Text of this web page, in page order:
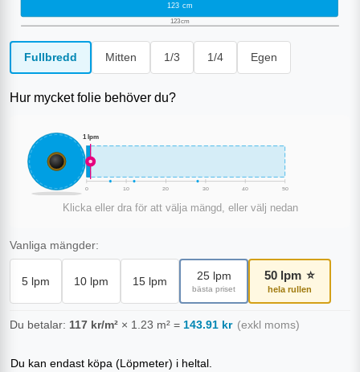
123 cm
123cm
Fullbredd Mitten 1/3 1/4 Egen
Hur mycket folie behöver du?
1 lpm
0 10 20 30 40 50
Klicka eller dra för att välja mängd, eller välj nedan
Vanliga mängder:
5 lpm 10 lpm 15 lpm 25lpm
bästa priset
50 lpm ⭐
hela rullen
Du betalar: 117 kr/m² × 1.23 m² = 143.91 kr (exkl moms)
Du kan endast köpa (Löpmeter) i heltal.